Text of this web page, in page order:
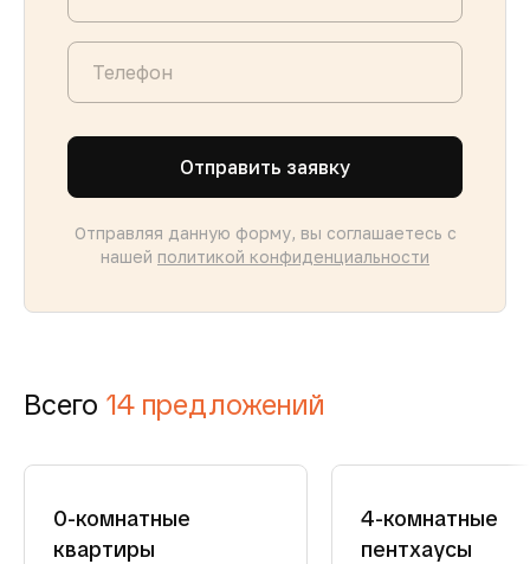
Отправить заявку
Отправляя данную форму, вы соглашаетесь с
нашей политикой конфиденциальности
Всего 14 предложений
0-комнатные
квартиры
4-комнатные
пентхаусы